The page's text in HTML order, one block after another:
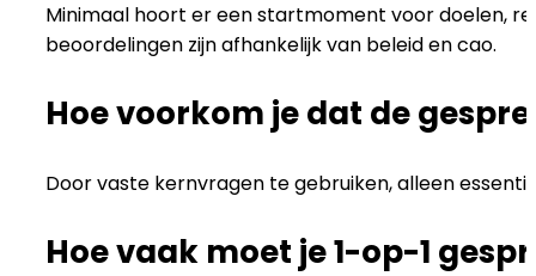
Minimaal hoort er een startmoment voor doelen,
beoordelingen zijn afhankelijk van beleid en cao.
Hoe voorkom je dat de
Door vaste kernvragen te gebruiken, alleen
Hoe vaak moet je 1-op-1